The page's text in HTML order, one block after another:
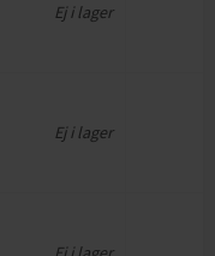
Ej i lager
Ej i lager